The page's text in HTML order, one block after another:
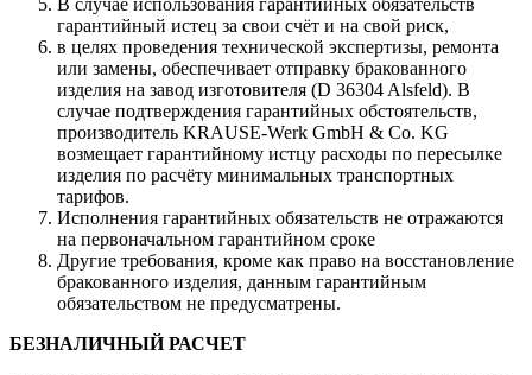
В случае использования гарантийных обязательств
гарантийный истец за свои счёт и на свой риск,
в целях проведения технической экспертизы, ремонта
или замены, обеспечивает отправку бракованного
изделия на завод изготовителя (D 36304 Alsfeld). В
случае подтверждения гарантийных обстоятельств,
производитель KRAUSE-Werk GmbH & Со. KG
возмещает гарантийному истцу расходы по пересылке
изделия по расчёту минимальных транспортных
тарифов.
Исполнения гарантийных обязательств не отражаются
на первоначальном гарантийном сроке
Другие требования, кроме как право на восстановление
бракованного изделия, данным гарантийным
обязательством не предусматрены.
БЕЗНАЛИЧНЫЙ РАСЧЕТ